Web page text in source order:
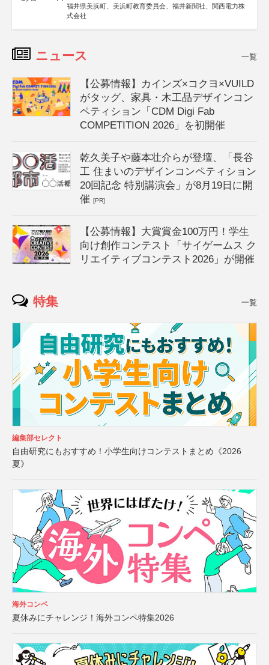
福井県美浜町、美浜町教育委員会、福井新聞社、関西電力株
式会社
ニュース 一覧
【公募情報】カインズ×コクヨ×VUILD
がタッグ、家具・木工品デザインコン
ペティション「CDM Digi Fab
COMPETITION 2026」を初開催
乾久美子や藤本壮介らが登壇、「長谷
工 住まいのデザインコンペティション
20回記念 特別講演会」が8月19日に開
催[PR]
【公募情報】大賞賞金100万円！学生
向け創作コンテスト「サイゲームス ク
リエイティブコンテスト2026」が開催
特集 一覧
編集部セレクト
自由研究にもおすすめ！小学生向けコンテストまとめ《2026
夏》
海外コンペ
夏休みにチャレンジ！海外コンペ特集2026